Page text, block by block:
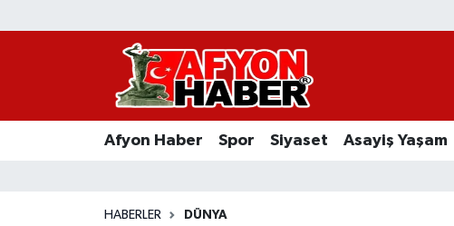
Afyon Haber Spor Siyaset Asayiş Yaşam
HABERLER DÜNYA
Afyon Haber
Asayiş Yaşam